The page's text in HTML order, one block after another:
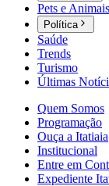
Pets e Animais
Política
Saúde
Trends
Turismo
Últimas
Quem Somos
Programação
Ouça a Itatiaia
Institucional
Entre em
Expediente